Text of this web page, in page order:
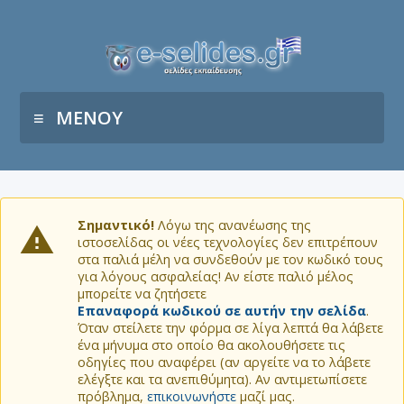
ΜΕΝΟΥ
Σημαντικό! Λόγω της ανανέωσης της
ιστοσελίδας οι νέες τεχνολογίες δεν επιτρέπουν
στα παλιά μέλη να συνδεθούν με τον κωδικό τους
για λόγους ασφαλείας! Αν είστε παλιό μέλος
μπορείτε να ζητήσετε
Επαναφορά κωδικού σε αυτήν την σελίδα.
Όταν στείλετε την φόρμα σε λίγα λεπτά θα λάβετε
ένα μήνυμα στο οποίο θα ακολουθήσετε τις
οδηγίες που αναφέρει (αν αργείτε να το λάβετε
ελέγξτε και τα ανεπιθύμητα). Αν αντιμετωπίσετε
πρόβλημα, επικοινωνήστε μαζί μας.